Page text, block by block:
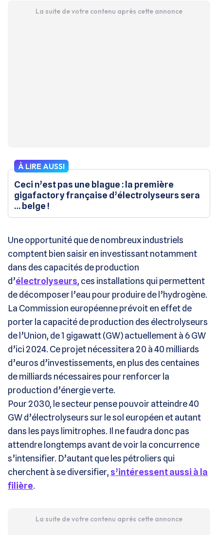
La suite de votre contenu après cette annonce
À LIRE AUSSI
Ceci n’est pas une blague : la première
gigafactory française d’électrolyseurs sera
… belge !
Une opportunité que de nombreux industriels
comptent bien saisir en investissant notamment
dans des capacités de production
d’électrolyseurs, ces installations qui permettent
de décomposer l’eau pour produire de l’hydrogène.
La Commission européenne prévoit en effet de
porter la capacité de production des électrolyseurs
de l’Union, de 1 gigawatt (GW) actuellement à 6 GW
d’ici 2024. Ce projet nécessitera 20 à 40 milliards
d’euros d’investissements, en plus des centaines
de milliards nécessaires pour renforcer la
production d’énergie verte.
Pour 2030, le secteur pense pouvoir atteindre 40
GW d’électrolyseurs sur le sol européen et autant
dans les pays limitrophes. Il ne faudra donc pas
attendre longtemps avant de voir la concurrence
s’intensifier. D’autant que les pétroliers qui
cherchent à se diversifier, s’intéressent aussi à la
filière.
La suite de votre contenu après cette annonce